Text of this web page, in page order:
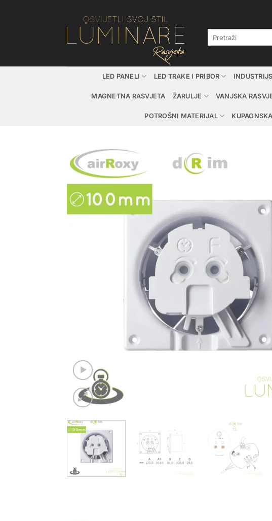
LED PANELI LED TRAKE I PRIBOR
MAGNETNA RASVJETA ŽARULJE VANJSKA
POTROŠNI MATERIJAL